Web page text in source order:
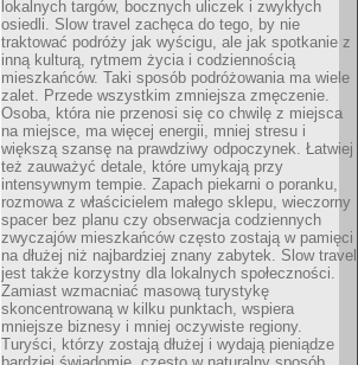
lokalnych targów, bocznych uliczek i zwykłych
osiedli. Slow travel zachęca do tego, by nie
traktować podróży jak wyścigu, ale jak spotkanie z
inną kulturą, rytmem życia i codziennością
mieszkańców. Taki sposób podróżowania ma wiele
zalet. Przede wszystkim zmniejsza zmęczenie.
Osoba, która nie przenosi się co chwilę z miejsca
na miejsce, ma więcej energii, mniej stresu i
większą szansę na prawdziwy odpoczynek. Łatwiej
też zauważyć detale, które umykają przy
intensywnym tempie. Zapach piekarni o poranku,
rozmowa z właścicielem małego sklepu, wieczorny
spacer bez planu czy obserwacja codziennych
zwyczajów mieszkańców często zostają w pamięci
na dłużej niż najbardziej znany zabytek. Slow travel
jest także korzystny dla lokalnych społeczności.
Zamiast wzmacniać masową turystykę
skoncentrowaną w kilku punktach, wspiera
mniejsze biznesy i mniej oczywiste regiony.
Turyści, którzy zostają dłużej i wydają pieniądze